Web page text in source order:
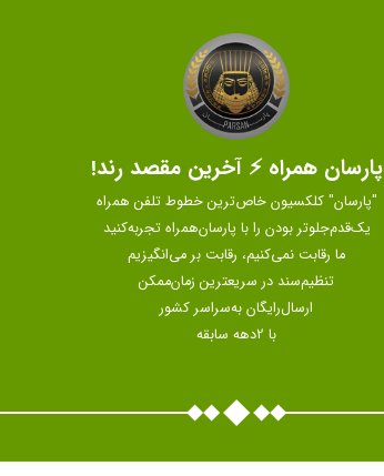
پارسان همراه ⚡ آخرین مقصد رند!
"پارسان" کلکسیون خاص‌ترین خطوط تلفن همراه
یک‌قدم‌جلوتر بودن را با پارسان‌همراه تجربه‌کنید
ما رقابت نمی‌کنیم، رقابت بر می‌انگیزیم
تنظیم‌سند در سریعترین زمان‌ممکن
ارسال‌رایگان به‌سراسر کشور
با 2دهه سابقه